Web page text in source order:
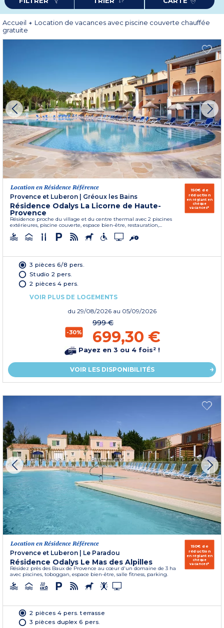
Accueil
Location de vacances avec piscine couverte chauffée
gratuite
Location en Résidence Référence
Provence et Luberon
Gréoux les Bains
Résidence Odalys La Licorne de Haute-
Provence
Résidence proche du village et du centre thermal avec 2 piscines
extérieures, piscine couverte, espace bien-être, restauration,...
150€ de
réduction
en réglant en
chèque
vacances*
3 pièces 6/8 pers.
Studio 2 pers.
2 pièces 4 pers.
VOIR PLUS DE LOGEMENTS
du 29/08/2026 au 05/09/2026
-30%
999 €
699,30 €
Payez en 3 ou 4 fois² !
VOIR LES DISPONIBILITÉS
Location en Résidence Référence
Provence et Luberon
Le Paradou
Résidence Odalys Le Mas des Alpilles
Résidez près des Baux de Provence au cœur d'un domaine de 3 ha
avec piscines, toboggan, espace bien-être, salle fitness, parking.
150€ de
réduction
en réglant en
chèque
vacances*
2 pièces 4 pers. terrasse
3 pièces duplex 6 pers.